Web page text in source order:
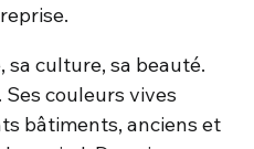
sa culture, sa beauté.
couleurs vives
bâtiments, anciens et